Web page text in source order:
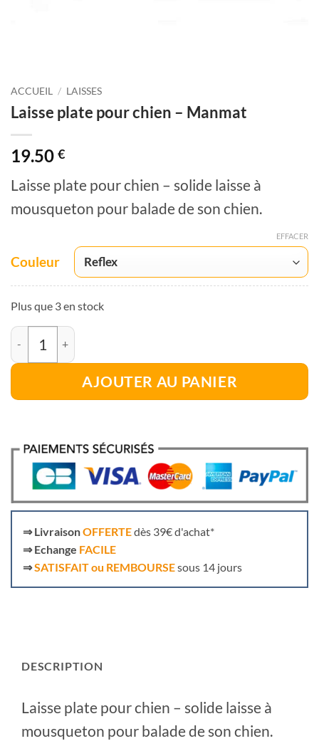
ACCUEIL / LAISSES
Laisse plate pour chien – Manmat
19.50 €
Laisse plate pour chien – solide laisse à
mousqueton pour balade de son chien.
Couleur
EFFACER
Plus que 3 en stock
quantité de Laisse plate pour chien - Manmat
AJOUTER AU PANIER
⇒ LivraisonOFFERTEdès 39€ d'achat*
⇒ Echange FACILE
⇒SATISFAIT ou REMBOURSEsous 14 jours
DESCRIPTION
Laisse plate pour chien – solide laisse à
mousqueton pour balade de son chien.